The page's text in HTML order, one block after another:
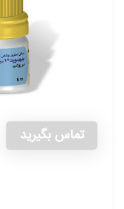
تماس بگیرید